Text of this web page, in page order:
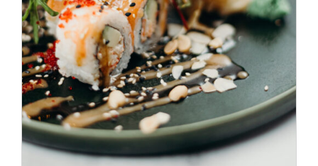
SELECT OPTIONS / DÉTAILS